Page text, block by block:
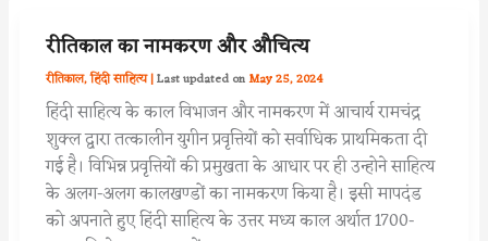
रीतिकाल का नामकरण और औचित्य
रीतिकाल,हिंदी साहित्य| May 25, 2024
हिंदी साहित्य के काल विभाजन और नामकरण में आचार्य रामचंद्र
शुक्ल द्वारा तत्कालीन युगीन प्रवृत्तियों को सर्वाधिक प्राथमिकता दी
गई है। विभिन्न प्रवृत्तियों की प्रमुखता के आधार पर ही उन्होने साहित्य
के अलग-अलग कालखण्डों का नामकरण किया है। इसी मापदंड
को अपनाते हुए हिंदी साहित्य के उत्तर मध्य काल अर्थात 1700-